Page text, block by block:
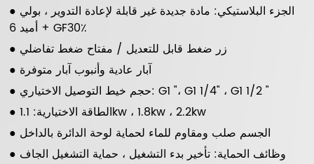
● الجزء البلاستيكي: مادة جديدة غير قابلة لإعادة التدوير ، بولي
أميد 6 + GF30٪
● زر ضغط قابل للتعديل / مفتاح ضغط تفاضلي
● آبار عادية وأنبوب آبار متوفرة
● حجم خيط التوصيل الاختياري: G1 "، G1 1/4" ، G1 1/2 "
● الطاقة الاختيارية: 1.1kw ، 1.8kw ، 2.2kw
● الجسم صلب ومقاوم للماء لحماية لوحة الدائرة بالداخل
● وظائف الحماية: تأخير بدء التشغيل ، حماية التشغيل الجاف